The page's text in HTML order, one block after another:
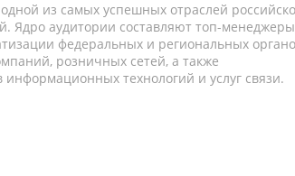
из самых успешных отраслей
Ядро аудитории составляют топ-
федеральных и региональных
розничных сетей, а также
технологий и услуг связи.